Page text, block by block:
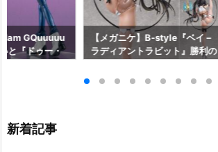
GQuuuuu
と『ドゥー・
【メガニケ】B-style『ベイ –
ラディアントラビット』勝利の
約【フリーイング】より2026
新着記事